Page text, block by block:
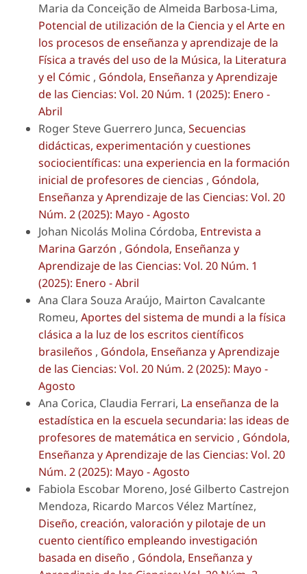
Maria da Conceição de Almeida Barbosa-Lima,
Potencial de utilización de la Ciencia y el Arte en
los procesos de enseñanza y aprendizaje de la
Física a través del uso de la Música, la Literatura
y el Cómic , Góndola, Enseñanza y Aprendizaje
de las Ciencias: Vol. 20 Núm. 1 (2025): Enero -
Abril
Roger Steve Guerrero Junca, Secuencias
didácticas, experimentación y cuestiones
sociocientíficas: una experiencia en la formación
inicial de profesores de ciencias , Góndola,
Enseñanza y Aprendizaje de las Ciencias: Vol. 20
Núm. 2 (2025): Mayo - Agosto
Johan Nicolás Molina Córdoba, Entrevista a
Marina Garzón , Góndola, Enseñanza y
Aprendizaje de las Ciencias: Vol. 20 Núm. 1
(2025): Enero - Abril
Ana Clara Souza Araújo, Mairton Cavalcante
Romeu, Aportes del sistema de mundi a la física
clásica a la luz de los escritos científicos
brasileños , Góndola, Enseñanza y Aprendizaje
de las Ciencias: Vol. 20 Núm. 2 (2025): Mayo -
Agosto
Ana Corica, Claudia Ferrari, La enseñanza de la
estadística en la escuela secundaria: las ideas de
profesores de matemática en servicio , Góndola,
Enseñanza y Aprendizaje de las Ciencias: Vol. 20
Núm. 2 (2025): Mayo - Agosto
Fabiola Escobar Moreno, José Gilberto Castrejon
Mendoza, Ricardo Marcos Vélez Martínez,
Diseño, creación, valoración y pilotaje de un
cuento científico empleando investigación
basada en diseño , Góndola, Enseñanza y